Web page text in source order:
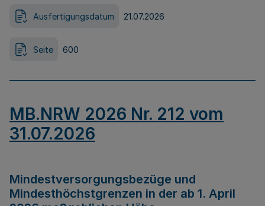
Ausfertigungsdatum 21.07.2026
Seite 600
MB.NRW 2026 Nr. 212 vom
31.07.2026
Mindestversorgungsbezüge und
Mindesthöchstgrenzen in der ab 1. April